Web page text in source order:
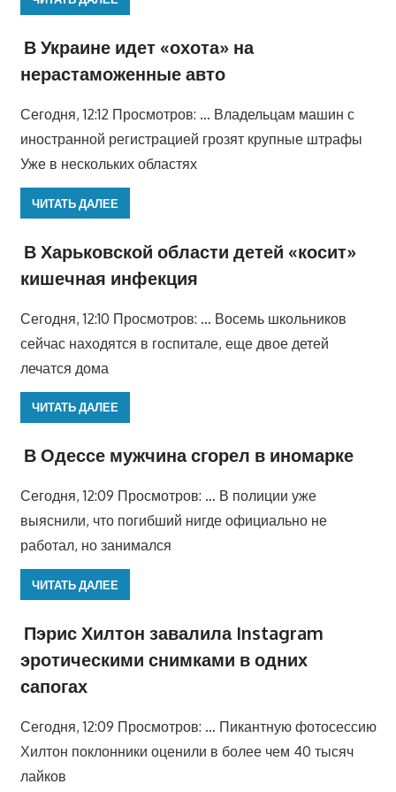
В Украине идет «охота» на
нерастаможенные авто
Сегодня, 12:12 Просмотров: … Владельцам машин с
иностранной регистрацией грозят крупные штрафы
Уже в нескольких областях
ЧИТАТЬ ДАЛЕЕ
В Харьковской области детей «косит»
кишечная инфекция
Сегодня, 12:10 Просмотров: … Восемь школьников
сейчас находятся в госпитале, еще двое детей
лечатся дома
ЧИТАТЬ ДАЛЕЕ
В Одессе мужчина сгорел в иномарке
Сегодня, 12:09 Просмотров: … В полиции уже
выяснили, что погибший нигде официально не
работал, но занимался
ЧИТАТЬ ДАЛЕЕ
Пэрис Хилтон завалила Instagram
эротическими снимками в одних
сапогах
Сегодня, 12:09 Просмотров: … Пикантную фотосессию
Хилтон поклонники оценили в более чем 40 тысяч
лайков